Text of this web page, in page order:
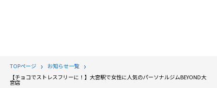
TOPページ
お知らせ一覧
【チョコでストレスフリーに！】大宮駅で女性に人気のパーソナルジムBEYOND大
宮店